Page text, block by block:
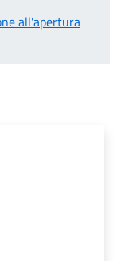
all'apertura